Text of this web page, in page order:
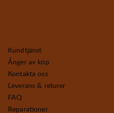
Kundtjänst
Ånger av köp
Kontakta oss
Leverans & returer
FAQ
Reparationer